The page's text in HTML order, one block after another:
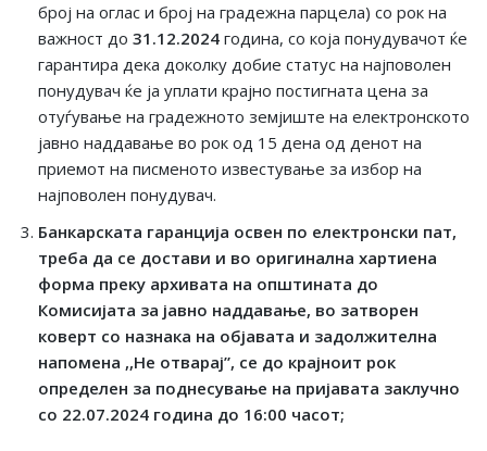
број на оглас и број на градежна парцела) со рок на
важност до 31 .12.2024 година, со која понудувачот ќе
гарантира дека доколку добие статус на најповолен
понудувач ќе ја уплати крајно постигната цена за
отуѓување на градежното земјиште на електронското
јавно наддавање во рок од 15 дена од денот на
приемот на писменото известување за избор на
најповолен понудувач.
Банкарската гаранција освен по електронски пат,
треба да се достави и во оригинална хартиена
форма преку архивата на општината до
Комисијата за јавно наддавање, во затворен
коверт со назнака на објавата и задолжителна
напомена ,,Не отварај”, се до крајноит рок
определен за поднесување на пријавата заклучно
со 22.07.2024 година до 16:00 часот;